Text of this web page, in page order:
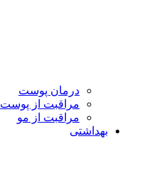
درمان پوست
مراقبت از پوست
مراقبت از مو
بهداشتی